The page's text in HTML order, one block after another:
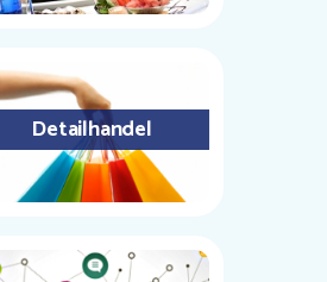
Detailhandel